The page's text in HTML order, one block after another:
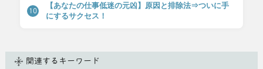
10
【あなたの仕事低迷の元凶】原因と排除法⇒ついに手
にするサクセス！
関連するキーワード